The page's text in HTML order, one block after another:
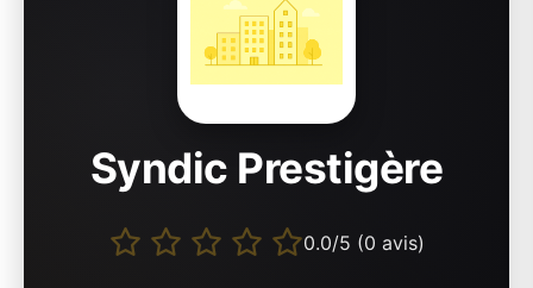
Syndic Prestigère
0.0/5 (0 avis)